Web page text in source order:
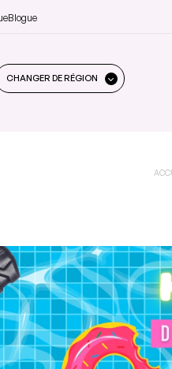
Blogue
CHANGER DE RÉGION